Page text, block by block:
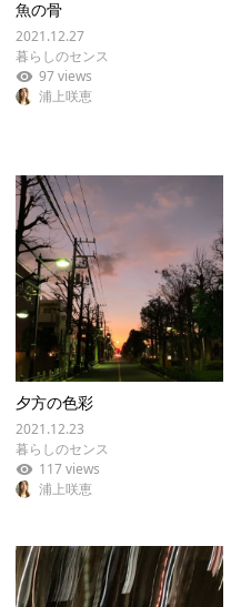
魚の骨
2021.12.27
暮らしのセンス
97 views
浦上咲恵
夕方の色彩
2021.12.23
暮らしのセンス
117 views
浦上咲恵